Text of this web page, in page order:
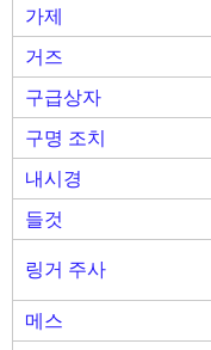
가제
거즈
구급상자
구명 조치
내시경
들것
링거 주사
메스